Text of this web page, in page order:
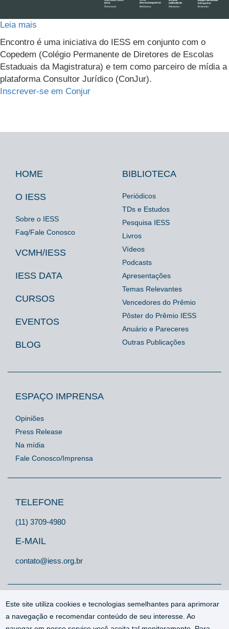
Este site utiliza cookies e tecnologias semelhantes para aprimorar
a navegação e recomendar conteúdo de seu interesse. Ao
Leia mais
Equilíbrio
econômico
e
atuarial
sustentabilidade
coletivo
de
Encontro é uma iniciativa do IESS em conjunto com o
Copedem (Colégio Permanente de Diretores de Escolas
Estaduais da Magistratura) e tem como parceiro de mídia a
plataforma Consultor Jurídico (ConJur).
Inscrever-se em Conjur
Footer
IESS
HOME
O IESS
Sobre o IESS
Faq/Fale Conosco
VCMH/IESS
IESS DATA
CURSOS
EVENTOS
BLOG
Footer
Biblioteca
BIBLIOTECA
Periódicos
TDs e Estudos
Pesquisa IESS
Livros
Vídeos
Podcasts
Apresentações
Temas Relevantes
Vencedores do Prêmio
Pôster do Prêmio IESS
Anuário e Pareceres
Outras Publicações
Footer
Espaço
Imprensa
ESPAÇO IMPRENSA
Opiniões
Press Release
Na mídia
Fale Conosco/Imprensa
TELEFONE
(11) 3709-4980
E-MAIL
contato@iess.org.br